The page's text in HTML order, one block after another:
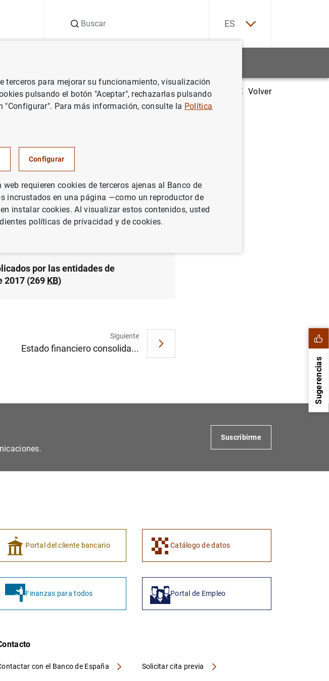
ES
del Banco Central Europeo Estadísticas de los tipos de interés aplicados por las entidades de
Volver
la zona del euro:
por las entidades de
2017 (269 KB)
Siguiente
Estado financiero consolida...
Sugerencias
Suscribirme
Portal del cliente bancario Catálogo de datos
Finanzas para todos Portal de Empleo
con el Banco de España Solicitar cita previa
para mejorar su funcionamiento, visualización
pulsando el botón "Aceptar", rechazarlas pulsando
"Configurar". Para más información, consulte la Política
Configurar
requieren cookies de terceros ajenas al Banco de
incrustados en una página —como un reproductor de
instalar cookies. Al visualizar estos contenidos, usted
políticas de privacidad y de cookies.